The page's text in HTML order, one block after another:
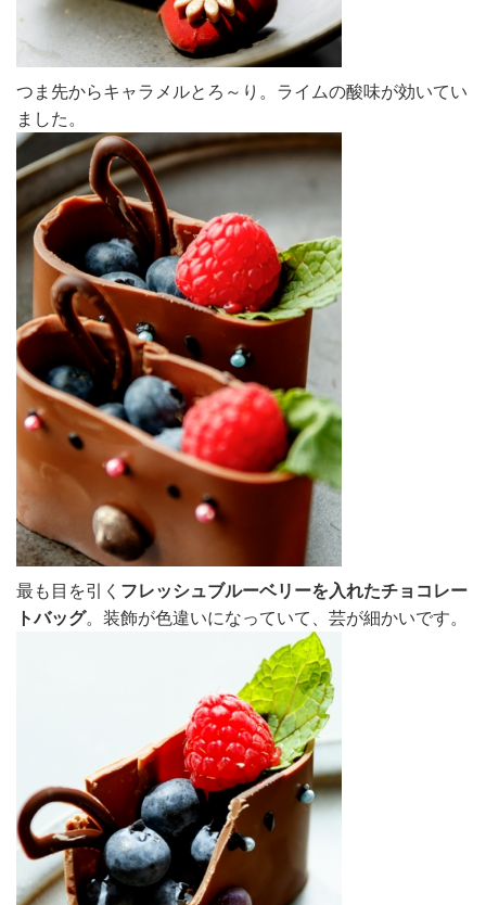
つま先からキャラメルとろ～り。ライムの酸味が効いてい
ました。
最も目を引く フレッシュブルーベリーを入れたチョコレー
トバッグ。装飾が色違いになっていて、芸が細かいです。